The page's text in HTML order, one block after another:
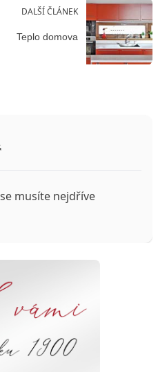
DALŠÍ ČLÁNEK
Teplo domova
musíte nejdříve